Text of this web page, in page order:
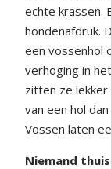
echte krassen.
hondenafdruk.
een vossenhol
verhoging in
zitten ze
van een hol
Vossen laten
Niemand thuis